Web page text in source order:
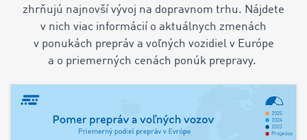
zhrňujú najnovší vývoj na dopravnom trhu. Nájdete
v nich viac informácií o aktuálnych zmenách
v ponukách prepráv a voľných vozidiel v Európe
a o priemerných cenách ponúk prepravy.